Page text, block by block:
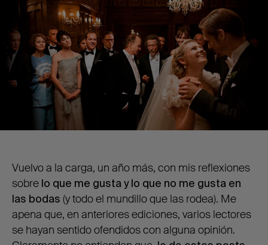
Vuelvo a la carga, un año más, con mis reflexiones
sobre lo que me gusta y lo que no me gusta en
las bodas (y todo el mundillo que las rodea). Me
apena que, en anteriores ediciones, varios lectores
se hayan sentido ofendidos con alguna opinión.